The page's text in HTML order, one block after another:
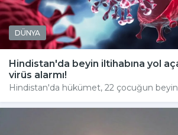
DÜNYA
Hindistan'da beyin iltihabına yol
virüs alarmı!
Hindistan'da hükümet, 22 çocuğun